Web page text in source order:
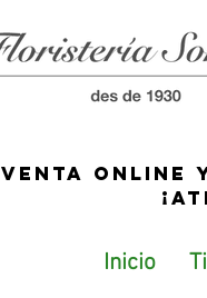
Venta online
Inicio